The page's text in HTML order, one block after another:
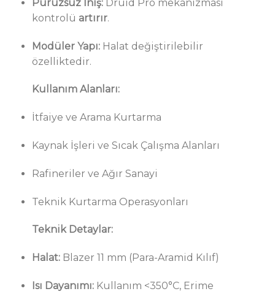
Pürüzsüz İniş:Druid Pro mekanizması
kontrolü artırır.
Modüler Yapı:Halat değiştirilebilir
özelliktedir.
Kullanım Alanları:
İtfaiye ve Arama Kurtarma
Kaynak İşleri ve Sıcak Çalışma Alanları
Rafineriler ve Ağır Sanayi
Teknik Kurtarma Operasyonları
Teknik Detaylar:
Halat:Blazer 11 mm (Para-Aramid Kılıf)
Isı Dayanımı:Kullanım <350°C, Erime